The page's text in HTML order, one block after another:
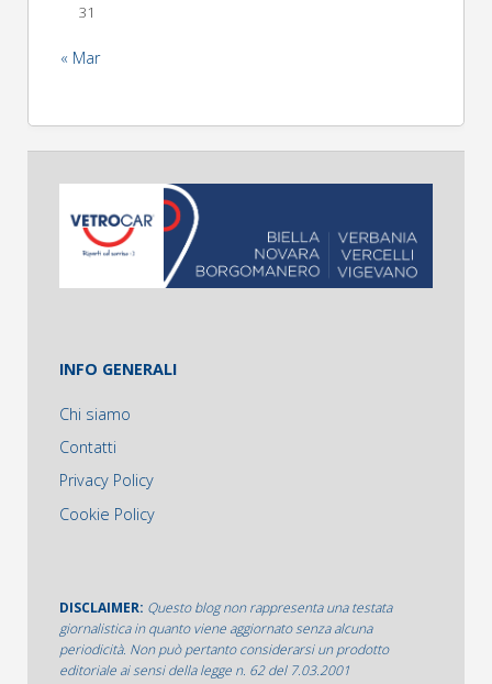
31
« Mar
INFO GENERALI
Chi siamo
Contatti
Privacy Policy
Cookie Policy
DISCLAIMER: Questo blog non rappresenta una testata
giornalistica in quanto viene aggiornato senza alcuna
periodicità. Non può pertanto considerarsi un prodotto
editoriale ai sensi della legge n. 62 del 7.03.2001